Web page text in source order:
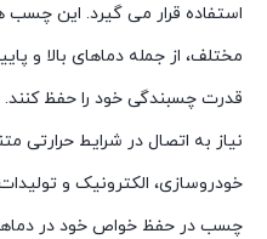
استفاده قرار می گیرد. این چسب
مختلف، از جمله دماهای بالا و
قدرت چسبندگی خود را حفظ کنند.
نیاز به اتصال در شرایط حرارتی
خودروسازی، الکترونیک و
چسب در حفظ خواص خود در